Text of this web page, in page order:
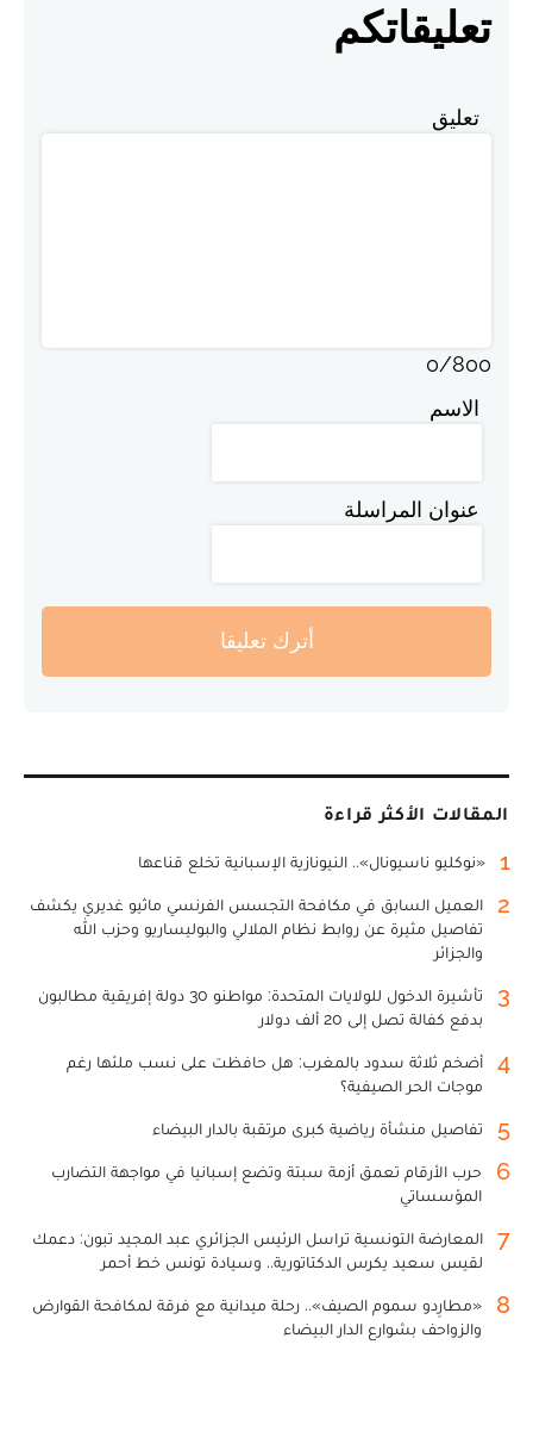
تعليقاتكم
تعليق
0/800
الاسم
عنوان المراسلة
أترك تعليقا
المقالات الأكثر قراءة
1 «نوكليو ناسيونال».. النيونازية الإسبانية تخلع قناعها
2
العميل السابق في مكافحة التجسس الفرنسي ماثيو غديري يكشف
تفاصيل مثيرة عن روابط نظام الملالي والبوليساريو وحزب الله
والجزائر
3
تأشيرة الدخول للولايات المتحدة: مواطنو 30 دولة إفريقية مطالبون
بدفع كفالة تصل إلى 20 ألف دولار
4
أضخم ثلاثة سدود بالمغرب: هل حافظت على نسب ملئها رغم
موجات الحر الصيفية؟
5 تفاصيل منشأة رياضية كبرى مرتقبة بالدار البيضاء
6
حرب الأرقام تعمق أزمة سبتة وتضع إسبانيا في مواجهة التضارب
المؤسساتي
7
المعارضة التونسية تراسل الرئيس الجزائري عبد المجيد تبون: دعمك
لقيس سعيد يكرس الدكتاتورية.. وسيادة تونس خط أحمر
8
«مطارِدو سموم الصيف».. رحلة ميدانية مع فرقة لمكافحة القوارض
والزواحف بشوارع الدار البيضاء